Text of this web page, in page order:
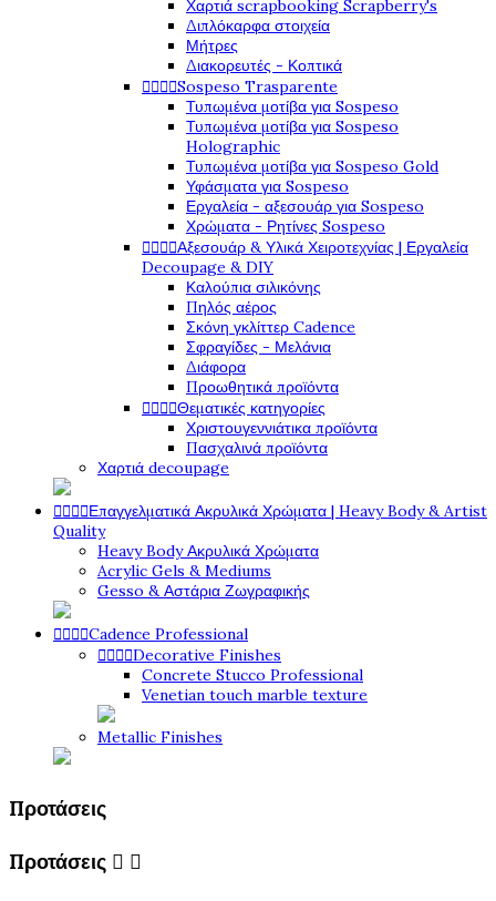
Χαρτιά scrapbooking Scrapberry's
Διπλόκαρφα στοιχεία
Μήτρες
Διακορευτές - Κοπτικά
Sospeso Trasparente
Τυπωμένα μοτίβα για Sospeso
Τυπωμένα μοτίβα για Sospeso
Holographic
Τυπωμένα μοτίβα για Sospeso Gold
Υφάσματα για Sospeso
Εργαλεία - αξεσουάρ για Sospeso
Χρώματα - Ρητίνες Sospeso
Αξεσουάρ & Υλικά Χειροτεχνίας | Εργαλεία
Decoupage & DIY
Καλούπια σιλικόνης
Πηλός αέρος
Σκόνη γκλίττερ Cadence
Σφραγίδες - Μελάνια
Διάφορα
Προωθητικά προϊόντα
Θεματικές κατηγορίες
Χριστουγεννιάτικα προϊόντα
Πασχαλινά προϊόντα
Χαρτιά decoupage
Επαγγελματικά Ακρυλικά Χρώματα | Heavy Body & Artist
Quality
Heavy Body Ακρυλικά Χρώματα
Acrylic Gels & Mediums
Gesso & Αστάρια Ζωγραφικής
Cadence Professional
Decorative Finishes
Concrete Stucco Professional
Venetian touch marble texture
Metallic Finishes
Προτάσεις
Προτάσεις  